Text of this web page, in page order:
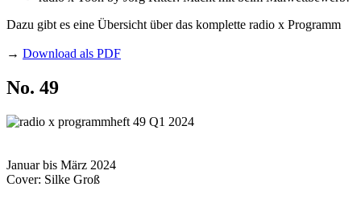
Dazu gibt es eine Übersicht über das komplette radio x Programm
→ Download als PDF
No. 49
Januar bis März 2024
Cover: Silke Groß